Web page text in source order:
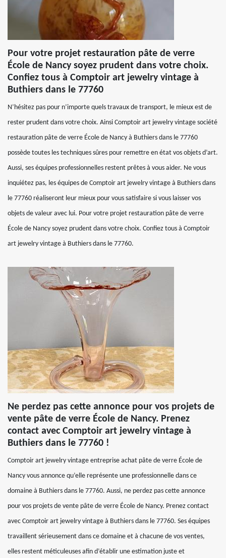
Pour votre projet restauration pâte de verre
École de Nancy soyez prudent dans votre choix.
Confiez tous à Comptoir art jewelry vintage à
Buthiers dans le 77760
N’hésitez pas pour n’importe quels travaux de transport, le mieux est de
rester prudent dans votre choix. Ainsi Comptoir art jewelry vintage société
restauration pâte de verre École de Nancy à Buthiers dans le 77760
possède toutes les techniques sûres pour remettre en état vos objets d’art.
Aussi, ses équipes professionnelles restent prêtes à vous aider. Ne vous
inquiétez pas, les équipes de Comptoir art jewelry vintage à Buthiers dans
le 77760 réaliseront leur mieux pour vous satisfaire si vous laisser vos
objets de valeur avec lui. Pour votre projet restauration pâte de verre
École de Nancy soyez prudent dans votre choix. Confiez tous à Comptoir
art jewelry vintage à Buthiers dans le 77760.
Ne perdez pas cette annonce pour vos projets de
vente pâte de verre École de Nancy. Prenez
contact avec Comptoir art jewelry vintage à
Buthiers dans le 77760 !
Comptoir art jewelry vintage entreprise achat pâte de verre École de
Nancy vous annonce qu’elle représente une professionnelle dans ce
domaine à Buthiers dans le 77760. Aussi, ne perdez pas cette annonce
pour vos projets de vente pâte de verre École de Nancy. Prenez contact
avec Comptoir art jewelry vintage à Buthiers dans le 77760. Ses équipes
travaillent sérieusement dans ce domaine et à chacune de vos ventes,
elles restent méticuleuses afin d’établir une estimation juste et